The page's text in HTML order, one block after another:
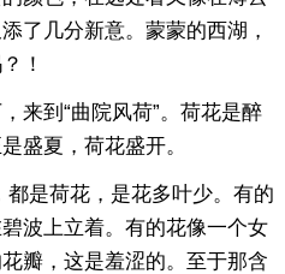
了几分新意。蒙蒙的西湖，
！
到“曲院风荷”。荷花是醉
盛夏，荷花盛开。
是荷花，是花多叶少。有的
波上立着。有的花像一个女
瓣，这是羞涩的。至于那含